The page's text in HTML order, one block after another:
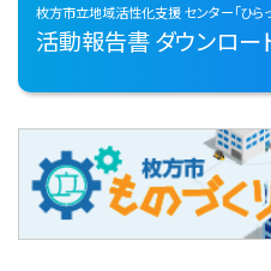
枚方市立地域活性化支援センター「ひらっ
活動報告書ダウンロー